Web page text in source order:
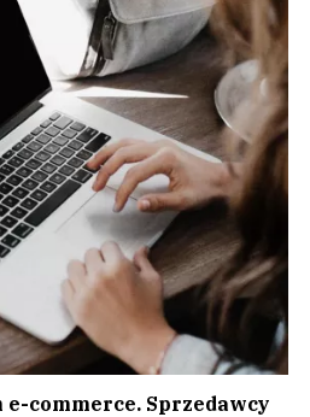
commerce. Sprzedawcy